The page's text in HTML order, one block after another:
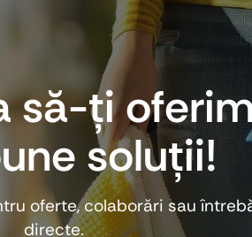
să-ți
soluții!
oferte, colaborări sau
directe.